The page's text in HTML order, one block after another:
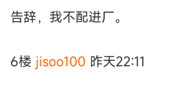
告辞，我不配进厂。
6楼 jisoo100 昨天22:11